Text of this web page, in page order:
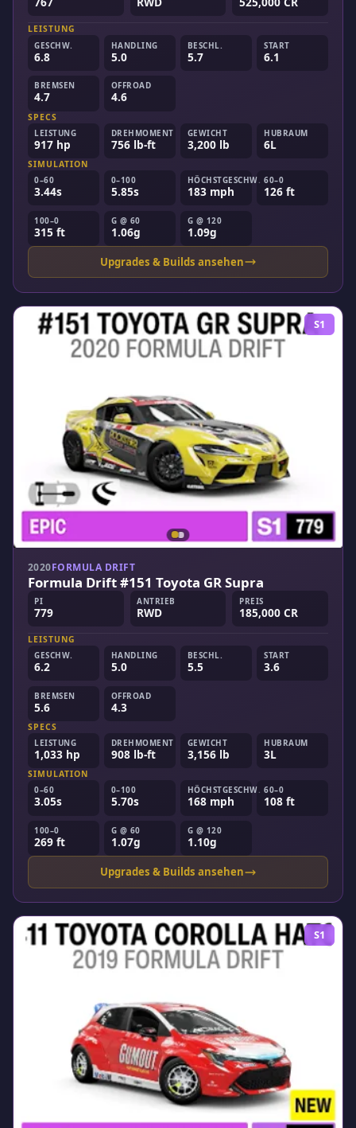
LEISTUNG
GESCHW.
6.8
HANDLING
5.0
BESCHL.
5.7
START
6.1
BREMSEN
4.7
OFFROAD
4.6
SPECS
LEISTUNG
917 hp
DREHMOMENT
756 lb-ft
GEWICHT
3,200 lb
HUBRAUM
6L
SIMULATION
0–60
3.44s
0–100
5.85s
HÖCHSTGESCHW.
183 mph
60–0
126 ft
100–0
315 ft
G @ 60
1.06g
G @ 120
1.09g
Upgrades & Builds ansehen
S1
2020FORMULA DRIFT
Formula Drift #151 Toyota GR Supra
PI
779
ANTRIEB
RWD
PREIS
185,000 CR
LEISTUNG
GESCHW.
6.2
HANDLING
5.0
BESCHL.
5.5
START
3.6
BREMSEN
5.6
OFFROAD
4.3
SPECS
LEISTUNG
1,033 hp
DREHMOMENT
908 lb-ft
GEWICHT
3,156 lb
HUBRAUM
3L
SIMULATION
0–60
3.05s
0–100
5.70s
HÖCHSTGESCHW.
168 mph
60–0
108 ft
100–0
269 ft
G @ 60
1.07g
G @ 120
1.10g
Upgrades & Builds ansehen
S1